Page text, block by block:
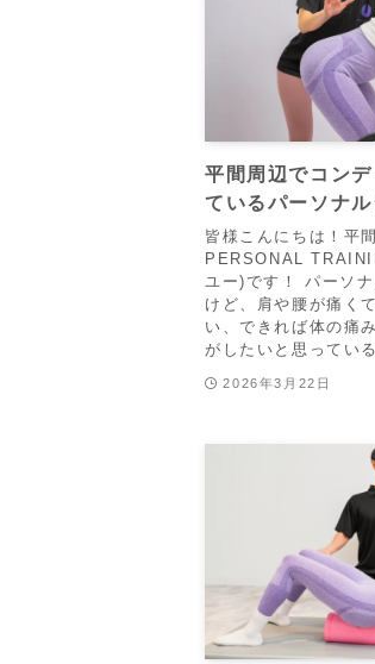
平間周辺でコン
ているパーソナ
皆様こんにちは！平
PERSONAL
ユー)です！ パーソ
けど、肩や腰が痛く
い、できれば体の痛
がしたいと思ってい
2026年3月22日